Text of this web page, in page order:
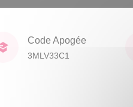
Code Apogée
3MLV33C1